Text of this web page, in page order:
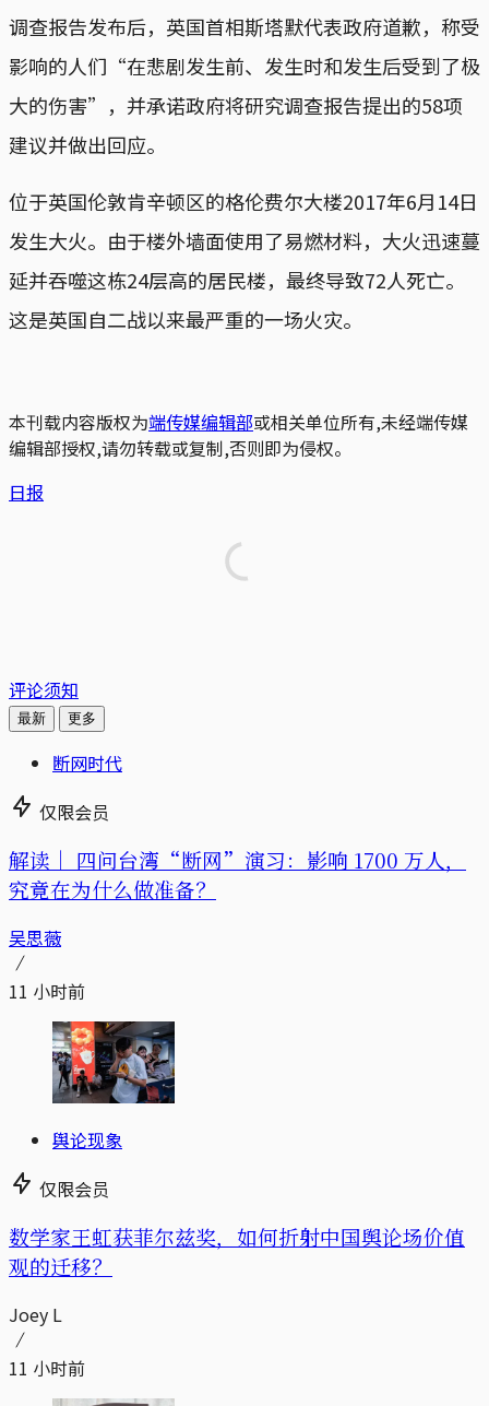
调查报告发布后，英国首相斯塔默代表政府道歉，称受
影响的人们“在悲剧发生前、发生时和发生后受到了极
大的伤害”，并承诺政府将研究调查报告提出的58项
建议并做出回应。
位于英国伦敦肯辛顿区的格伦费尔大楼2017年6月14日
发生大火。由于楼外墙面使用了易燃材料，大火迅速蔓
延并吞噬这栋24层高的居民楼，最终导致72人死亡。
这是英国自二战以来最严重的一场火灾。
本刊载内容版权为端传媒编辑部或相关单位所有,未经端传媒
编辑部授权,请勿转载或复制,否则即为侵权。
日报
评论须知
最新 更多
断网时代
仅限会员
解读｜ 四问台湾“断网”演习：影响 1700 万人，
究竟在为什么做准备？
吴思薇
11 小时前
舆论现象
仅限会员
数学家王虹获菲尔兹奖，如何折射中国舆论场价值
观的迁移？
Joey L
11 小时前